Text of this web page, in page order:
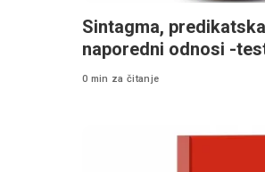
Sintagma,
naporedni odnosi -
0 min za čitanje